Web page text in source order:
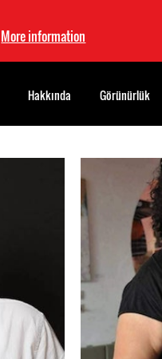
More information
Hakkında Görünürlük